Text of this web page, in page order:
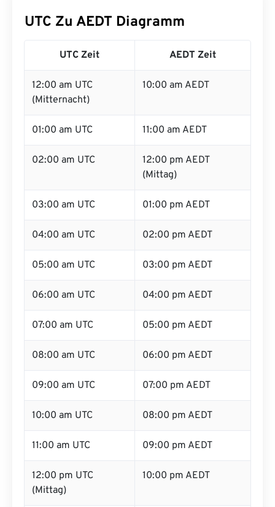
UTC Zu AEDT Diagramm
UTC Zeit AEDT Zeit
12:00 am UTC
(Mitternacht)
10:00 am AEDT
01:00 am UTC 11:00 am AEDT
02:00 am UTC
12:00 pm AEDT
(Mittag)
03:00 am UTC 01:00 pm AEDT
04:00 am UTC 02:00 pm AEDT
05:00 am UTC 03:00 pm AEDT
06:00 am UTC 04:00 pm AEDT
07:00 am UTC 05:00 pm AEDT
08:00 am UTC 06:00 pm AEDT
09:00 am UTC 07:00 pm AEDT
10:00 am UTC 08:00 pm AEDT
11:00 am UTC 09:00 pm AEDT
12:00 pm UTC
(Mittag)
10:00 pm AEDT